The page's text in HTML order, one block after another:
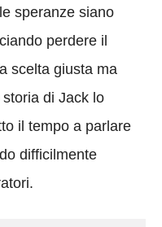
speranze siano
perdere il
scelta giusta ma
storia di Jack lo
il tempo a parlare
difficilmente